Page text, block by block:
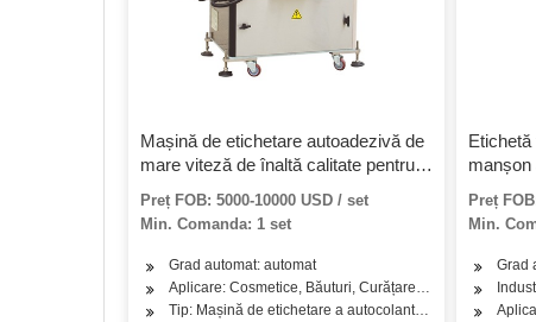
Mașină de etichetare autoadezivă de
mare viteză de înaltă calitate pentru
Preț FOB: 5000-10000 USD / set
Min. Comanda: 1 set
Grad automat: automat
Aplicare: Cosmetice, Băuturi, Curățare, Detergent,
Tip: Mașină de etichetare a autocolantelor
manșon
Preț
Min.
Grad